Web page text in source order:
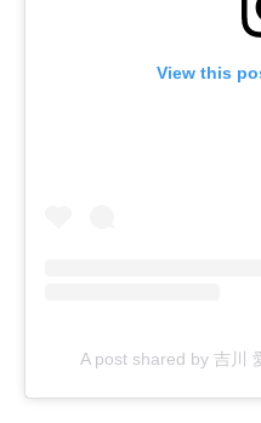
View this
A post shared by 吉川